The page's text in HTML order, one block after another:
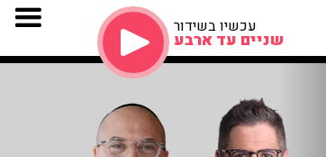
עכשיו בשידור
שניים עד ארבע